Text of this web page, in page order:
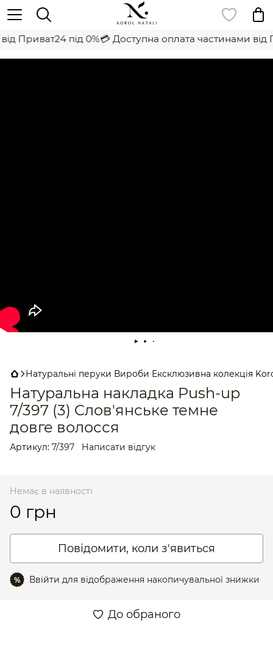
Приват24 під 0%💳 Доступна оплата частинами від
Натуральні перуки Вироби Ексклюзивна колекція
Натуральна накладка Push-up
7/397 (3) Cлов'янське темне
довге волосся
Артикул: 7/397 Написати відгук
Немає в наявності
0 грн
Повідомити, коли з'явиться
% Ввійти для відображення накопичувальної знижки
До обраного